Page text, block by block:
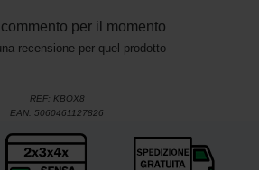
per il momento
recensione per quel prodotto
REF: KBOX8
EAN: 5060461127826